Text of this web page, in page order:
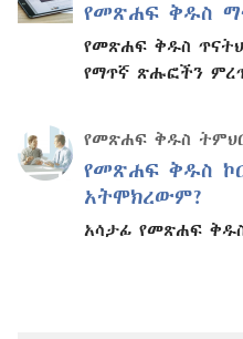
የመጽሐፍ ቅዱስ
የመጽሐፍ ቅዱስ
የማጥኛ ጽሑፎችን
የመጽሐፍ ቅዱስ
የመጽሐፍ ቅዱስ
አትሞክረውም?
አሳታፊ የመጽሐፍ